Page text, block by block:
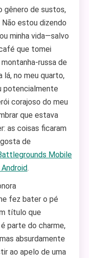
gênero de sustos,
estou dizendo
minha vida—salvo
que tomei
russa de
lá, no meu quarto,
potencialmente
corajoso do meu
que estava
as coisas ficaram
de
Mobile
.
fez bater o pé
título que
parte do charme,
absurdamente
ao apelo de uma